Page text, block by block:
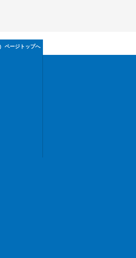
ページトップへ